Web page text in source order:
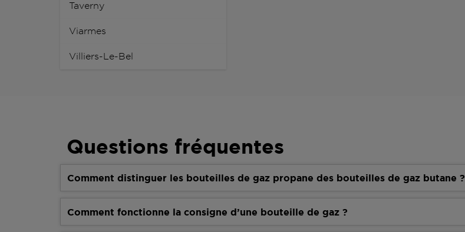
Taverny
Viarmes
Villiers-Le-Bel
Questions fréquentes
Comment distinguer les bouteilles de gaz propane des bouteilles de gaz butane ?
Comment fonctionne la consigne d’une bouteille de gaz ?